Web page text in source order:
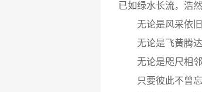
已如绿水长流，浩
无论是风采依旧
无论是飞黄腾达
无论是咫尺相邻
只要彼此不曾忘